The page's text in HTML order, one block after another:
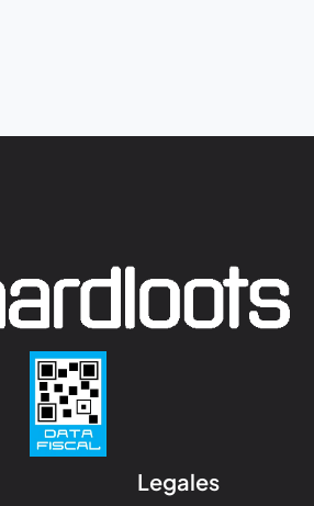
Legales